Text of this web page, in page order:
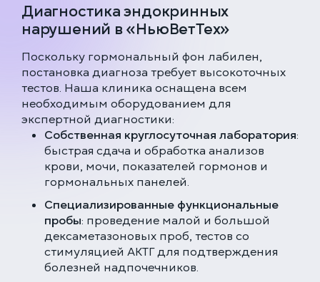
Диагностика эндокринных
нарушений в «НьюВетТех»
Поскольку гормональный фон лабилен,
постановка диагноза требует высокоточных
тестов. Наша клиника оснащена всем
необходимым оборудованием для
экспертной диагностики:
Собственная круглосуточная лаборатория:
быстрая сдача и обработка анализов
крови, мочи, показателей гормонов и
гормональных панелей.
Специализированные функциональные
пробы: проведение малой и большой
дексаметазоновых проб, тестов со
стимуляцией АКТГ для подтверждения
болезней надпочечников.